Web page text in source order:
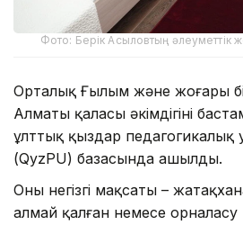
Фото: Берік Асыловтың әлеуметтік
Орталық Ғылым және жоғары
Алматы қаласы әкімдігінің
ұлттық қыздар педагогикалық
(QyzPU) базасында ашылды.
Оның негізгі мақсаты –
алмай қалған немесе